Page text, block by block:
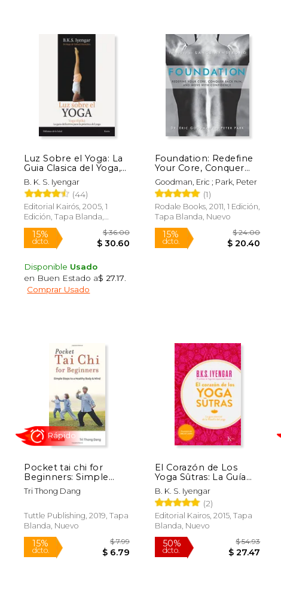
50% $ 74.83 50%
$ 44.37
$ 22.19
Luz Sobre el Yoga: La
Guia Clasica del Yoga,
por el Maestro mas
Renombrado del
Mundo (Biblioteca de
la Salud)
B. K. S. Iyengar
(44)
Editorial Kairós, 2005, 1
Edición, Tapa Blanda,
Nuevo
15%
dcto.
Disponible Usado
en Buen Estado a$ 27.17
Comprar Usado
Foundation: Redefine
Your Core, Conquer
Back Pain, and Move
With Confidence (en
Inglés)
Goodman, Eric ; Park, Peter
(1)
Rodale Books, 2011, 1 Edición,
Tapa Blanda, Nuevo
15%
dcto.
Pocket tai chi for
Beginners: Simple
Steps to a Healthy
Body & Mind (en
Tri Thong Dang
Tuttle Publishing, 2019, Tapa
Blanda, Nuevo
El Corazón de Los
Yoga Sûtras: La Guía
Esencial de la Filosofía
del Yoga
B. K. S. Iyengar
(2)
Editorial Kairos, 2015, Tapa
Blanda, Nuevo